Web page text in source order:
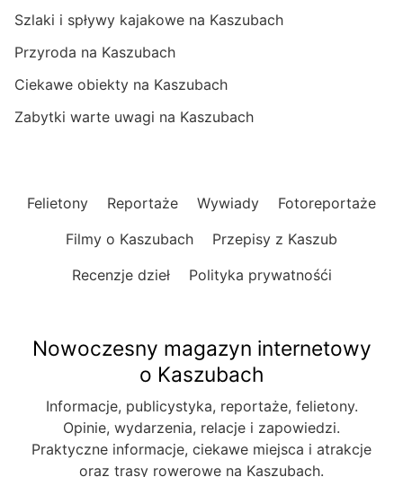
Szlaki i spływy kajakowe na Kaszubach
Przyroda na Kaszubach
Ciekawe obiekty na Kaszubach
Zabytki warte uwagi na Kaszubach
Felietony Reportaże Wywiady
Fotoreportaże
Filmy o Kaszubach
Przepisy z Kaszub
Recenzje dzieł
Polityka prywatnośći
Nowoczesny magazyn internetowy
o Kaszubach
Informacje, publicystyka, reportaże, felietony.
Opinie, wydarzenia, relacje i zapowiedzi.
Praktyczne informacje, ciekawe miejsca i atrakcje
oraz trasy rowerowe na Kaszubach.